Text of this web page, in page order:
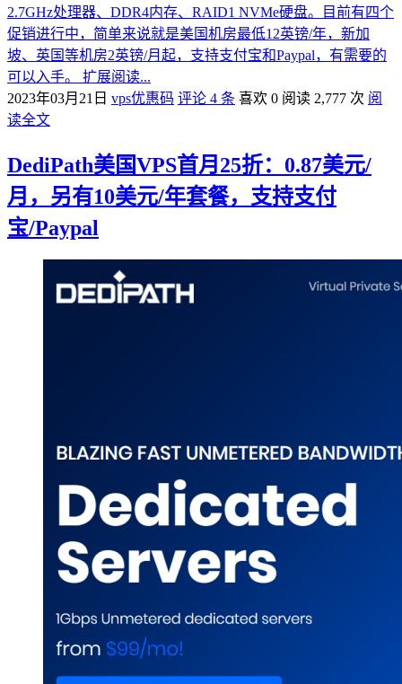
2.7GHz处理器、DDR4内存、RAID1 NVMe硬盘。目前有四个
促销进行中，简单来说就是美国机房最低12英镑/年，新加
坡、英国等机房2英镑/月起，支持支付宝和Paypal，有需要的
可以入手。 扩展阅读...
2023年03月21日 vps优惠码 评论 4 条 喜欢 0 阅读 2,777 次 阅
读全文
DediPath美国VPS首月25折：0.87美元/
月，另有10美元/年套餐，支持支付
宝/Paypal